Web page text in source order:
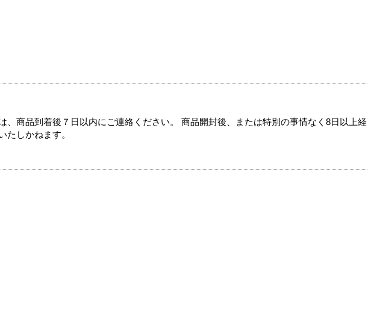
、商品到着後７日以内にご連絡ください。 商品開封後、または特別の事情なく8日以上経
たしかねます。